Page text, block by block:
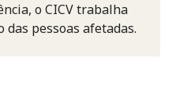
o CICV trabalha
pessoas afetadas.